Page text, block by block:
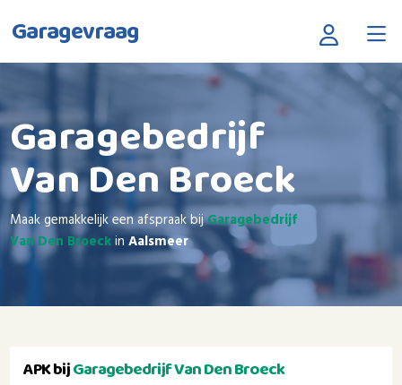
Garagevraag
Garagebedrijf
Van Den Broeck
Maak gemakkelijk een afspraak bijGaragebedrijf
Van Den BroeckinAalsmeer
APK bijGaragebedrijf Van Den Broeck